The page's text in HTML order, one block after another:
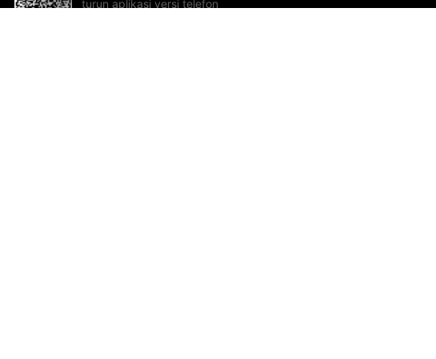
turun aplikasi versi telefon